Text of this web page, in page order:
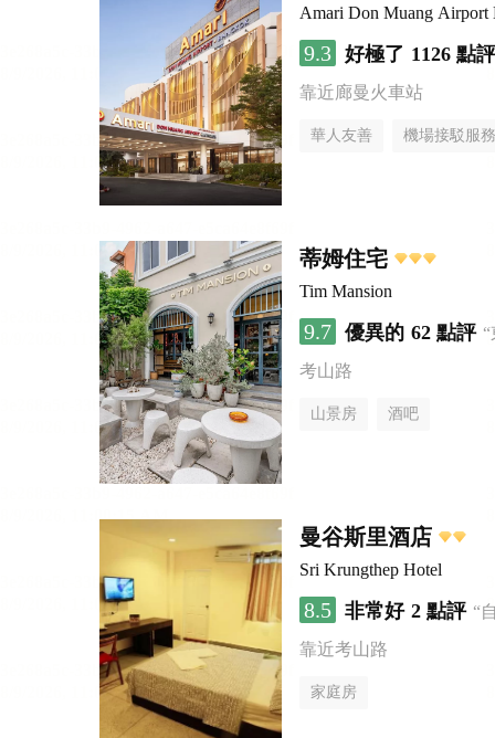
Amari Don Muang Airport
9.3 好極了 1126 點評
靠近廊曼火車站
華人友善 機場接駁服務
蒂姆住宅
Tim Mansion
9.7 優異的 62 點評
考山路
山景房 酒吧
曼谷斯里酒店
Sri Krungthep Hotel
8.5 非常好 2 點評 “
靠近考山路
家庭房